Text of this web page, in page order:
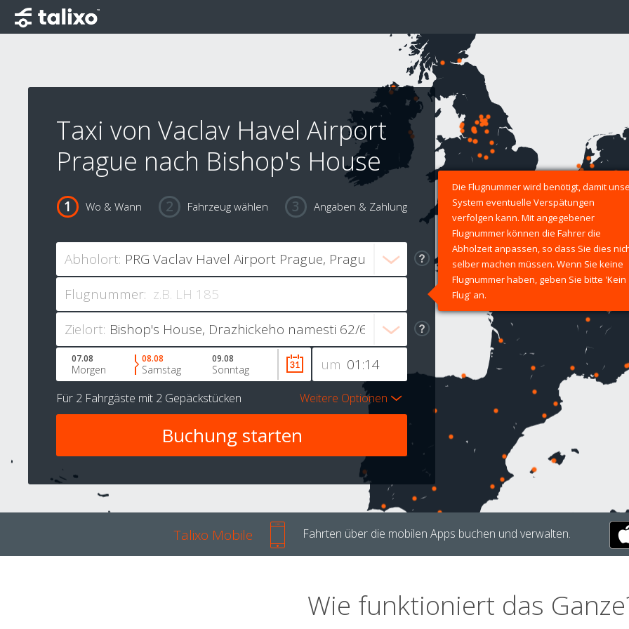
Taxi von Vaclav Havel Airport
Prague nach Bishop's House
Wo & Wann Fahrzeug wählen Angaben & Zahlung
Abholort:
Flugnummer:
Die Flugnummer wird benötigt, damit
System eventuelle Verspätungen
verfolgen kann. Mit angegebener
Flugnummer können die Fahrer die
Abholzeit anpassen, so dass Sie dies
selber machen müssen. Wenn Sie keine
Flugnummer haben, geben Sie bitte 'Kein
Flug' an.
Zielort:
um
07.08
Morgen
08.08
Samstag
09.08
Sonntag
Für 2 Fahrgäste mit 2 Gepäckstücken Weitere Optionen
Talixo Mobile Fahrten über die mobilen Apps buchen und verwalten.
Wie funktioniert das